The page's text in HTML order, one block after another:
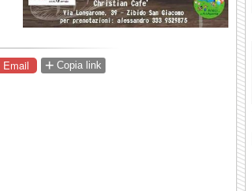
Email + Copia link